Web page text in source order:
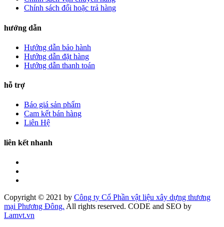
Chính sách đổi hoặc trả hàng
hướng dẫn
Hướng dẫn bảo hành
Hướng dẫn đặt hàng
Hướng dẫn thanh toán
hỗ trợ
Báo giá sản phẩm
Cam kết bán hàng
Liên Hệ
liên kết nhanh
Copyright © 2021 by Công ty Cổ Phần vật liệu xây dựng thương
mại Phương Đông. All rights reserved. CODE and SEO by
Lamvt.vn